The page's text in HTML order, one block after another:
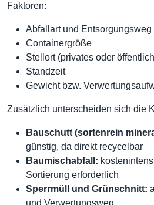
Faktoren:
Abfallart und Entsorgungsweg
Containergröße
Stellort (privates oder
Standzeit
Gewicht bzw.
Zusätzlich unterscheiden sich die
Bauschutt (sortenrein
günstig, da direkt recycelbar
Baumischabfall:
Sortierung erforderlich
Sperrmüll und Grünschnitt:
und Verwertungsweg